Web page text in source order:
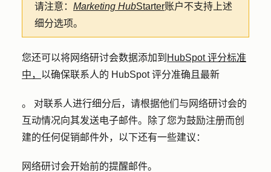
请注意： Marketing HubStarter账户不支持上述
细分选项。
您还可以将网络研讨会数据添加到 HubSpot 评分标准
中， 以确保联系人的 HubSpot 评分准确且最新
。 对联系人进行细分后，请根据他们与网络研讨会的
互动情况向其发送电子邮件。除了您为鼓励注册而创
建的任何促销邮件外，以下还有一些建议：
网络研讨会开始前的提醒邮件。